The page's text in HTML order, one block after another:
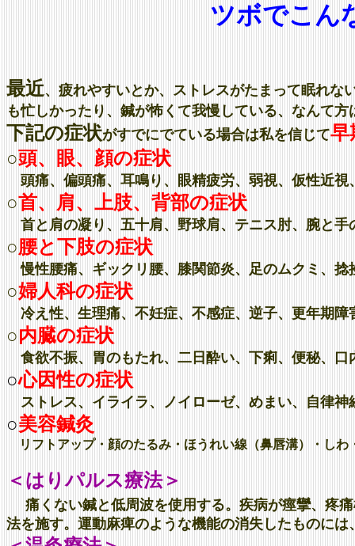
ツボでこん
最近、疲れやすいとか、ストレスがたまって眠れな
も忙しかったり、鍼が怖くて我慢している、なんて方
下記の症状がすでにでている場合は私を信じて早
○頭、眼、顔の症状
頭痛、偏頭痛、耳鳴り、眼精疲労、弱視、仮性近
○首、肩、上肢、背部の症状
首と肩の凝り、五十肩、野球肩、テニス肘、腕と
○腰と下肢の症状
慢性腰痛、ギックリ腰、膝関節炎、足のムクミ、捻
○婦人科の症状
冷え性、生理痛、不妊症、不感症、逆子、更年期障
○内臓の症状
食欲不振、胃のもたれ、二日酔い、下痢、便秘、
○心因性の症状
ストレス、イライラ、ノイローゼ、めまい、自律神
○美容鍼灸
リフトアップ・顔のたるみ・ほうれい線（鼻唇溝）・し
＜はりパルス療法＞
痛くない鍼と低周波を使用する。疾病が痙攣、疼
法を施す。運動麻痺のような機能の消失したものに